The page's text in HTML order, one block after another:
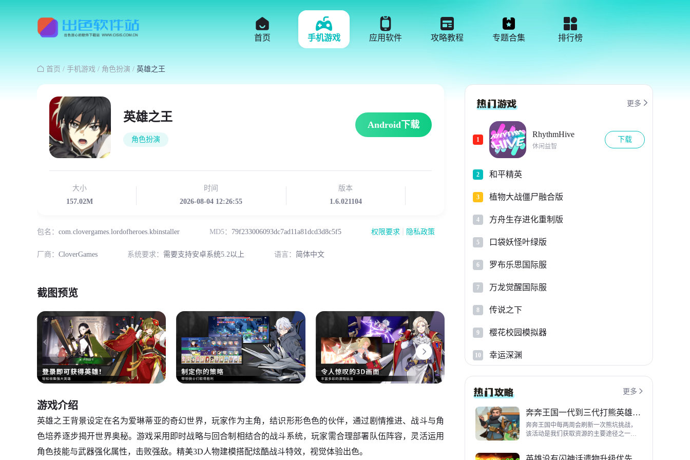
首页 手机游戏 应用软件 攻略教程 专题合集 排行榜
 首页 / 手机游戏 / 角色扮演 / 英雄之王
英雄之王
角色扮演
Android下载
大小
157.02M
时间
2026-08-04 12:26:55
版本
1.6.021104
包名： com.clovergames.lordofheroes.kbinstaller MD5： 79f233006093dc7ad11a81dcd3d8c5f5 权限要求 隐私政策
厂商： CloverGames 系统要求： 需要支持安卓系统5.2以上 语言： 简体中文
截图预览
游戏介绍
英雄之王背景设定在名为爱琳蒂亚的奇幻世界，玩家作为主角，结识形形色色的伙伴，通过剧情推进、战斗与角
色培养逐步揭开世界奥秘。游戏采用即时战略与回合制相结合的战斗系统，玩家需合理部署队伍阵容，灵活运用
角色技能与武器强化属性，击败强敌。精美3D人物建模搭配炫酷战斗特效，视觉体验出色。
更多 
1
RhythmHive
休闲益智
下载
2 和平精英
3 植物大战僵尸融合版
4 方舟生存进化重制版
5 口袋妖怪叶绿版
6 罗布乐思国际服
7 万龙觉醒国际服
8 传说之下
9 樱花校园模拟器
10 幸运深渊
更多 
奔奔王国一代到三代打熊英雄推荐
奔奔王国中每两周会刷新一次熊坑挑战，
该活动是我们获取资源的主要途径之一，